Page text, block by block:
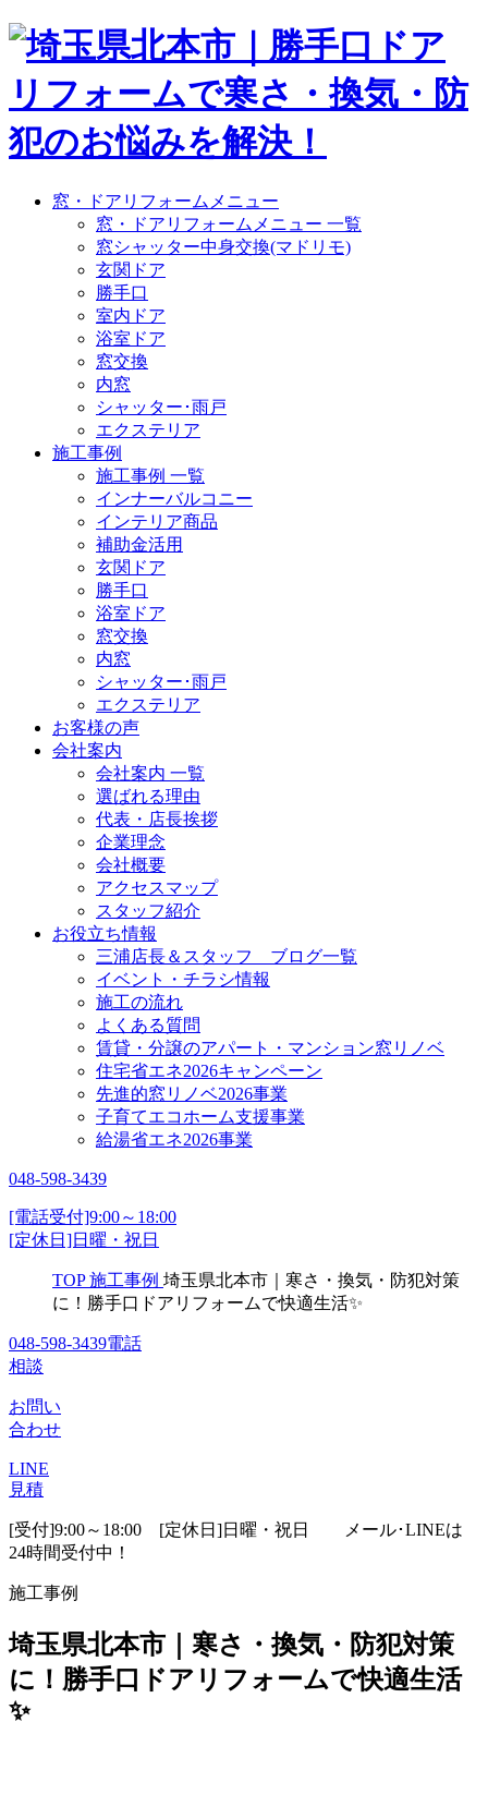
窓・ドアリフォームメニュー
窓・ドアリフォームメニュー 一覧
窓シャッター中身交換(マドリモ)
玄関ドア
勝手口
室内ドア
浴室ドア
窓交換
内窓
シャッター･雨戸
エクステリア
施工事例
施工事例 一覧
インナーバルコニー
インテリア商品
補助金活用
玄関ドア
勝手口
浴室ドア
窓交換
内窓
シャッター･雨戸
エクステリア
お客様の声
会社案内
会社案内 一覧
選ばれる理由
代表・店長挨拶
企業理念
会社概要
アクセスマップ
スタッフ紹介
お役立ち情報
三浦店長＆スタッフ ブログ一覧
イベント・チラシ情報
施工の流れ
よくある質問
賃貸・分譲のアパート・マンション窓リノベ
住宅省エネ2026キャンペーン
先進的窓リノベ2026事業
子育てエコホーム支援事業
給湯省エネ2026事業
048-598-3439
[電話受付]9:00～18:00
[定休日]日曜・祝日
TOP 施工事例 埼玉県北本市｜寒さ・換気・防犯対策
に！勝手口ドアリフォームで快適生活✨
048-598-3439電話
相談
お問い
合わせ
LINE
見積
[受付]9:00～18:00 [定休日]日曜・祝日
メール･LINEは
24時間受付中！
施工事例
埼玉県北本市｜寒さ・換気・防犯対策
に！勝手口ドアリフォームで快適生活
✨